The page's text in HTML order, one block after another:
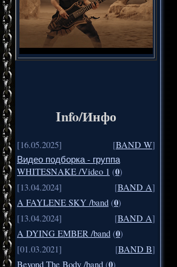
Info/Инфо
[16.05.2025] [BAND W]
Видео подборка - группа
WHITESNAKE /Video 1 (0)
[13.04.2024]
[BAND A]
A FAYLENE SKY /band (0)
[13.04.2024]
[BAND A]
A DYING EMBER /band (0)
[01.03.2021]
[BAND B]
Beyond The Body /band ( )